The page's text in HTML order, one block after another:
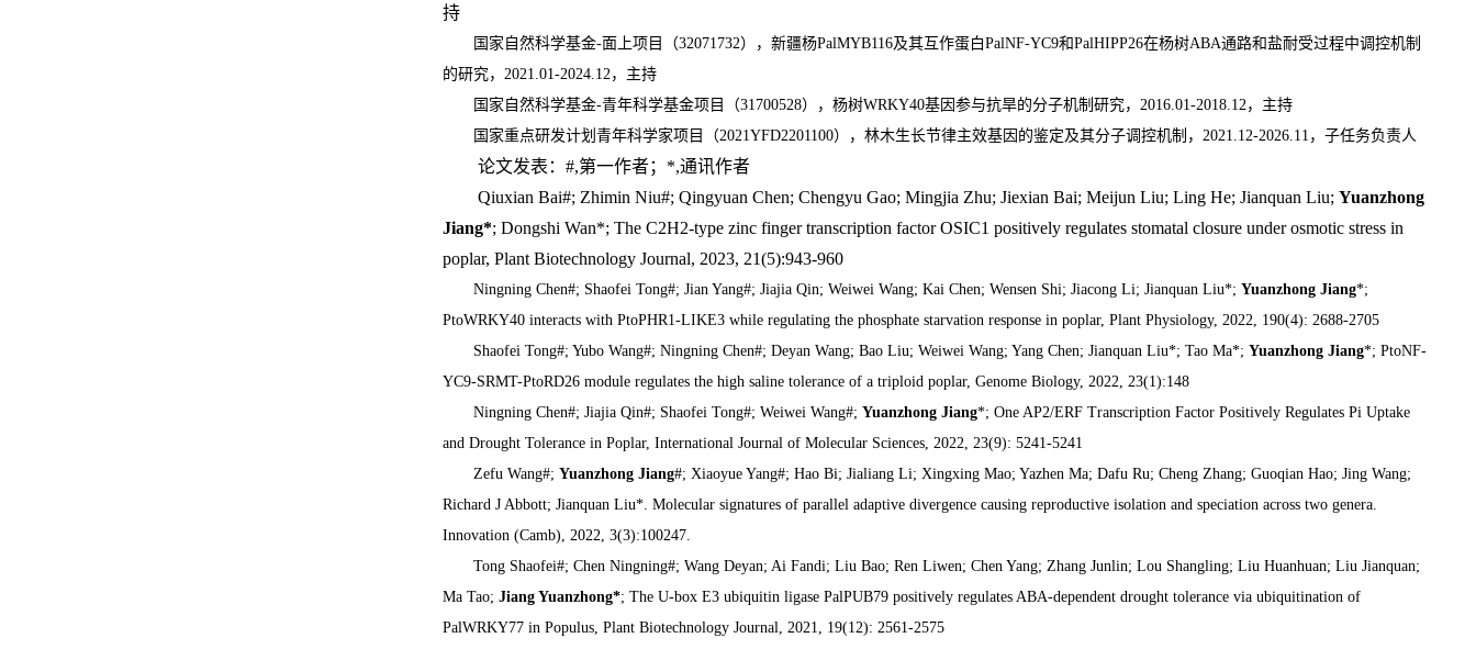
持
国家自然科学基金-面上项目（32071732），新疆杨PalMYB116及其互作蛋白PalNF-YC9和PalHIPP26在杨树ABA通路和盐耐受过程中调控机制
的研究， 2021.01-2024.12，主持
国家自然科学基金-青年科学基金项目（31700528），杨树WRKY40基因参与抗旱的分子机制研究， 2016.01-2018.12，主持
国家重点研发计划青年科学家项目（2021YFD2201100），林木生长节律主效基因的鉴定及其分子调控机制， 2021.12-2026.11 ，子任务负责人
论文发表： #,第一作者； *,通讯作者
Qiuxian Bai#; Zhimin Niu#; Qingyuan Chen; Chengyu Gao; Mingjia Zhu; Jiexian Bai; Meijun Liu; Ling He; Jianquan Liu; Yuanzhong
Jiang*; Dongshi Wan*; The C2H2‐type zinc finger transcription factor OSIC1 positively regulates stomatal closure under osmotic stress in
poplar, Plant Biotechnology Journal, 2023, 21(5):943-960
Ningning Chen#; Shaofei Tong#; Jian Yang#; Jiajia Qin; Weiwei Wang; Kai Chen; Wensen Shi; Jiacong Li; Jianquan Liu*; Yuanzhong Jiang*;
PtoWRKY40 interacts with PtoPHR1-LIKE3 while regulating the phosphate starvation response in poplar, Plant Physiology, 2022, 190(4): 2688-2705
Shaofei Tong#; Yubo Wang#; Ningning Chen#; Deyan Wang; Bao Liu; Weiwei Wang; Yang Chen; Jianquan Liu*; Tao Ma*; Yuanzhong Jiang*; PtoNF-
YC9-SRMT-PtoRD26 module regulates the high saline tolerance of a triploid poplar, Genome Biology, 2022, 23(1):148
Ningning Chen#; Jiajia Qin#; Shaofei Tong#; Weiwei Wang#; Yuanzhong Jiang*; One AP2/ERF Transcription Factor Positively Regulates Pi Uptake
and Drought Tolerance in Poplar, International Journal of Molecular Sciences, 2022, 23(9): 5241-5241
Zefu Wang#; Yuanzhong Jiang#; Xiaoyue Yang#; Hao Bi; Jialiang Li; Xingxing Mao; Yazhen Ma; Dafu Ru; Cheng Zhang; Guoqian Hao; Jing Wang;
Richard J Abbott; Jianquan Liu*. Molecular signatures of parallel adaptive divergence causing reproductive isolation and speciation across two genera.
Innovation (Camb), 2022, 3(3):100247.
Tong Shaofei#; Chen Ningning#; Wang Deyan; Ai Fandi; Liu Bao; Ren Liwen; Chen Yang; Zhang Junlin; Lou Shangling; Liu Huanhuan; Liu Jianquan;
Ma Tao; Jiang Yuanzhong*; The U-box E3 ubiquitin ligase PalPUB79 positively regulates ABA-dependent drought tolerance via ubiquitination of
PalWRKY77 in Populus, Plant Biotechnology Journal, 2021, 19(12): 2561-2575